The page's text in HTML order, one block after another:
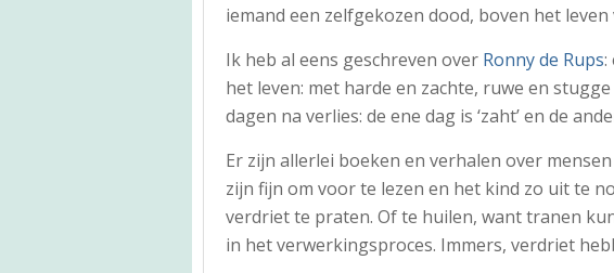
iemand een zelfgekozen dood, boven het leven
Ik heb al eens geschreven over Ronny de Rups:
het leven: met harde en zachte, ruwe en
dagen na verlies: de ene dag is ‘zaht’ en de
Er zijn allerlei boeken en verhalen over
zijn fijn om voor te lezen en het kind zo uit te
verdriet te praten. Of te huilen, want tranen
in het verwerkingsproces. Immers, verdriet